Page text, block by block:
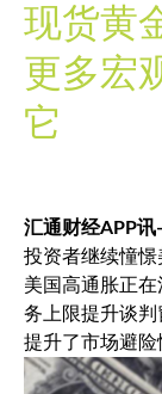
现货黄
更多宏
它
汇通财经APP
投资者继续憧憬
美国高通胀正
务上限提升谈
提升了市场避险